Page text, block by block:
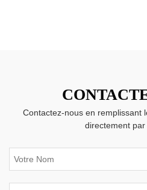
Contactez-nous en remplissant
directement